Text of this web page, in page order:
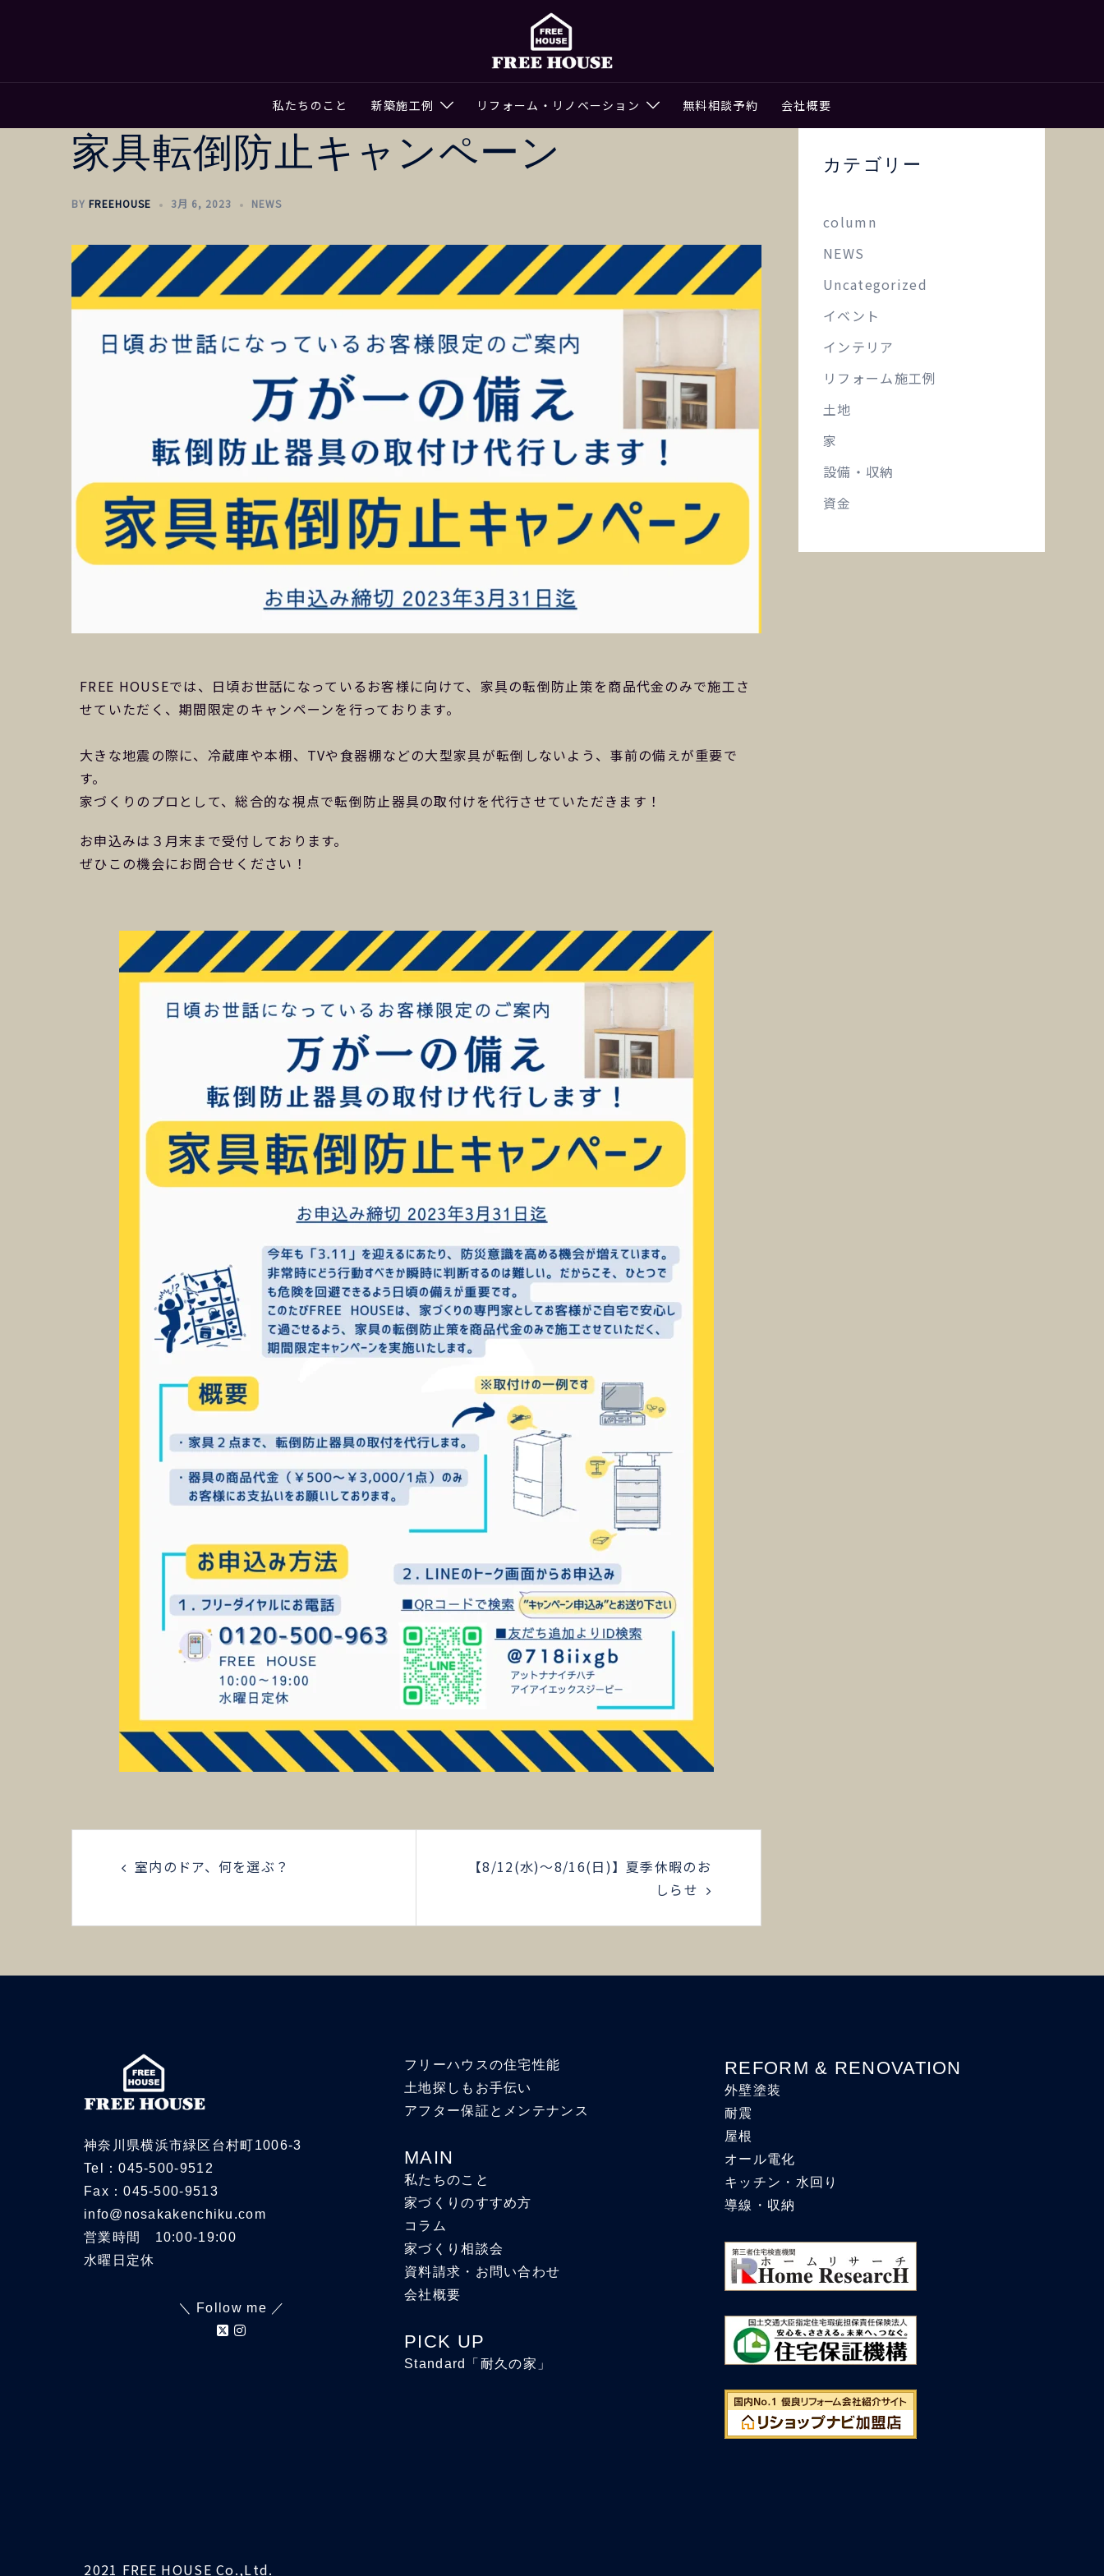
私たちのこと 新築施工例 リフォーム・リノベーション 無料相談予約 会社概要
家具転倒防止キャンペーン
BY FREEHOUSE 3月 6, 2023 NEWS
FREE HOUSEでは、日頃お世話になっているお客様に向けて、家具の転倒防止策を商品代金のみで施工さ
せていただく、期間限定のキャンペーンを行っております。
大きな地震の際に、冷蔵庫や本棚、TVや食器棚などの大型家具が転倒しないよう、事前の備えが重要で
す。
家づくりのプロとして、総合的な視点で転倒防止器具の取付けを代行させていただきます！
お申込みは３月末まで受付しております。
ぜひこの機会にお問合せください！
室内のドア、何を選ぶ？
【8/12(水)〜8/16(日)】夏季休暇のお
しらせ
カテゴリー
column
NEWS
Uncategorized
イベント
インテリア
リフォーム施工例
土地
家
設備・収納
資金
神奈川県横浜市緑区台村町1006-3
Tel：045-500-9512
Fax：045-500-9513
info@nosakakenchiku.com
営業時間 10:00-19:00
水曜日定休
＼ Follow me ／
フリーハウスの住宅性能
土地探しもお手伝い
アフター保証とメンテナンス
MAIN
私たちのこと
家づくりのすすめ方
コラム
家づくり相談会
資料請求・お問い合わせ
会社概要
PICK UP
Standard「耐久の家」
REFORM & RENOVATION
外壁塗装
耐震
屋根
オール電化
キッチン・水回り
導線・収納
2021 FREE HOUSE Co.,Ltd.